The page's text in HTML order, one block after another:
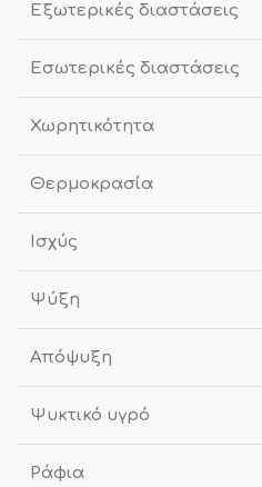
Εξωτερικές διαστάσεις
Εσωτερικές διαστάσεις
Χωρητικότητα
Θερμοκρασία
Ισχύς
Ψύξη
Απόψυξη
Ψυκτικό υγρό
Ράφια